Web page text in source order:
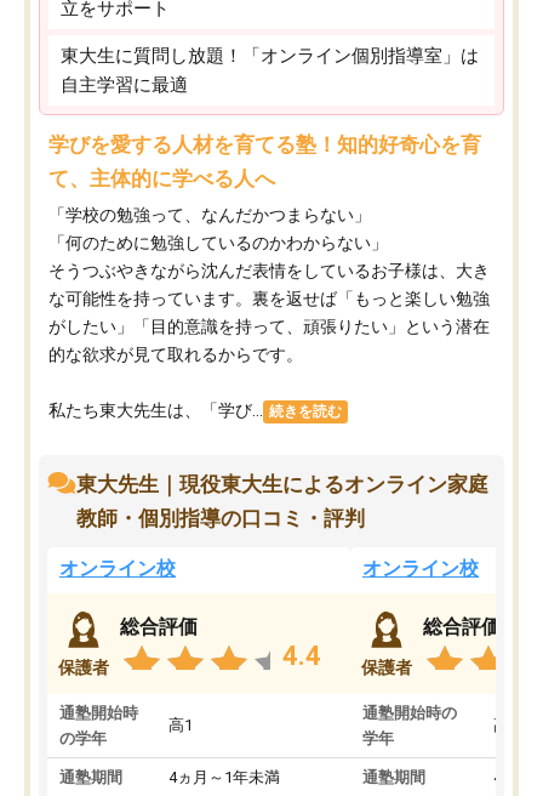
立をサポート
東大生に質問し放題！「オンライン個別指導室」は
自主学習に最適
学びを愛する人材を育てる塾！知的好奇心を育
て、主体的に学べる人へ
「学校の勉強って、なんだかつまらない」
「何のために勉強しているのかわからない」
そうつぶやきながら沈んだ表情をしているお子様は、大き
な可能性を持っています。裏を返せば「もっと楽しい勉強
がしたい」「目的意識を持って、頑張りたい」という潜在
的な欲求が見て取れるからです。
私たち東大先生は、「学び... 続きを読む
東大先生｜現役東大生によるオンライン家庭
教師・個別指導の口コミ・評判
オンライン校
保護者
総合評価
4.4
通塾開始時
の学年
高1
通塾期間 4ヵ月～1年未満
オンライン校
保護者
総合評価
通塾開始時の
学年
高3
通塾期間 4ヵ月